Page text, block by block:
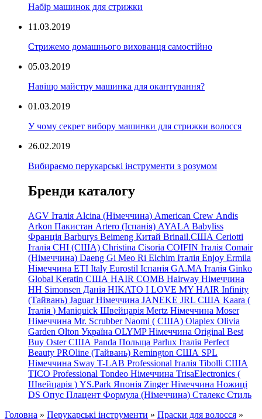
Набір машинок для стрижки
11.03.2019
Стрижемо домашнього вихованця самостійно
05.03.2019
Навіщо майстру машинка для окантування?
01.03.2019
У чому секрет вибору машинки для стрижки волосся
26.02.2019
Вибираємо перукарські інструменти з розумом
Бренди каталогу
AGV Італія Alcina (Німеччина) American Crew Andis
Arkon Пакистан Artero (Іспанія) AYALA Babyliss
Франція Barburys Beimeng Китай Brinail.США Ceriotti
Італія CHI (США) Christina Cisoria COIFIN Італія Comair
(Німеччина) Daeng Gi Meo Ri Elchim Італія Enjoy Ermila
Німеччина ETI Italy Eurostil Іспанія GA.MA Італія Ginko
Global Keratin США HAIR COMB Hairway Німеччина
HH Simonsen Данія HIKATO I LOVE MY HAIR Infinity
(Тайвань) Jaguar Німеччина JANEKE JRL США Kaara (
Італія ) Maniquick Швейцарія Mertz Німеччина Moser
Німеччина Mr. Scrubber Naomi ( США) Olaplex Olivia
Garden Olton Україна OLYMP Німеччина Original Best
Buy Oster США Panda Польща Parlux Італія Perfect
Beauty PROline (Тайвань) Remington США SPL
Німеччина Sway T-LAB Professional Італія Tibolli США
TICO Professional Tondeo Німеччина TrisaElectronics (
Швейцарія ) YS.Park Японія Zinger Німеччина Ножиці
DS Опус Плацент Формула (Німеччина) Сталекс Стиль
Головна » Перукарські інструменти » Праски для волосся »